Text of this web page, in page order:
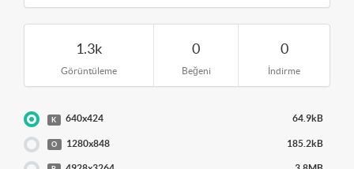
1.3k
Görüntüleme
0
Beğeni
0
İndirme
K 640x424 64.9kB
O 1280x848 185.2kB